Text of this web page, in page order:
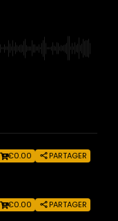
€0.00 PARTAGER
€0.00 PARTAGER